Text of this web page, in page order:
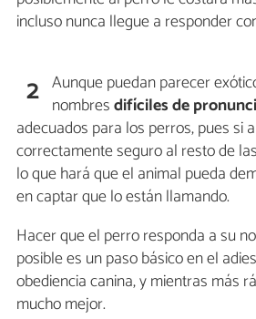
incluso nunca llegue a responder
2 Aunque puedan parecer
nombresdifíciles de
adecuados para los perros, pues si
correctamente seguro al resto de
lo que hará que el animal pueda
en captar que lo están llamando.
Hacer que el perro responda a su
posible es un paso básico en el
obediencia canina, y mientras más
mucho mejor.